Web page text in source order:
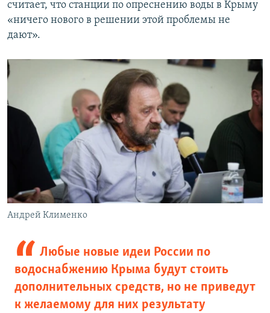
считает, что станции по опреснению воды в Крыму
«ничего нового в решении этой проблемы не
дают».
Андрей Клименко
Любые новые идеи России по
водоснабжению Крыма будут стоить
дополнительных средств, но не приведут
к желаемому для них результату